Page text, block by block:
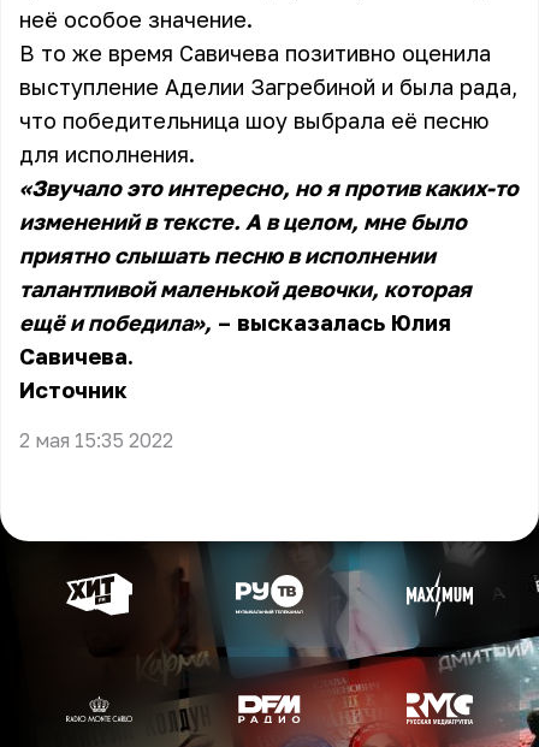
неё особое значение.
В то же время Савичева позитивно оценила
выступление Аделии Загребиной и была рада,
что победительница шоу выбрала её песню
для исполнения.
«Звучало это интересно, но я против каких-то
изменений в тексте. А в целом, мне было
приятно слышать песню в исполнении
талантливой маленькой девочки, которая
ещё и победила», – высказалась Юлия
Савичева.
Источник
2 мая 15:35 2022